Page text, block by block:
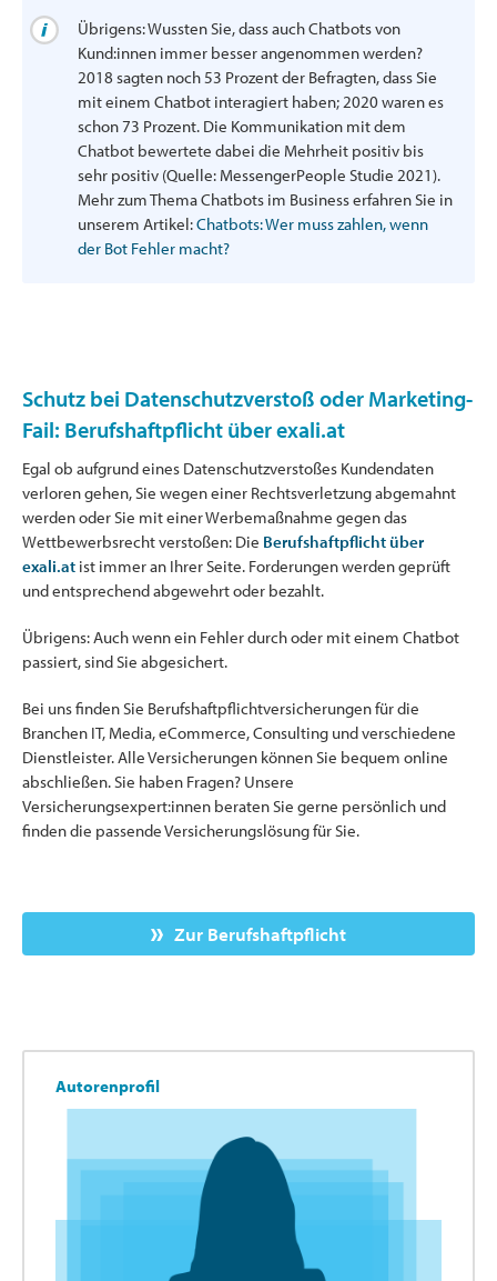
Übrigens: Wussten Sie, dass auch Chatbots von
Kund:innen immer besser angenommen werden?
2018 sagten noch 53 Prozent der Befragten, dass Sie
mit einem Chatbot interagiert haben; 2020 waren es
schon 73 Prozent. Die Kommunikation mit dem
Chatbot bewertete dabei die Mehrheit positiv bis
sehr positiv (Quelle: MessengerPeople Studie 2021).
Mehr zum Thema Chatbots im Business erfahren Sie in
unserem Artikel:Chatbots: Wer muss zahlen, wenn
der Bot Fehler macht?
Schutz bei Datenschutzverstoß oder Marketing-
Fail: Berufshaftpflicht über exali.at
Egal ob aufgrund eines Datenschutzverstoßes Kundendaten
verloren gehen, Sie wegen einer Rechtsverletzung abgemahnt
werden oder Sie mit einer Werbemaßnahme gegen das
Wettbewerbsrecht verstoßen: Die Berufshaftpflicht über
exali.at ist immer an Ihrer Seite. Forderungen werden geprüft
und entsprechend abgewehrt oder bezahlt.
Übrigens: Auch wenn ein Fehler durch oder mit einem Chatbot
passiert, sind Sie abgesichert.
Bei uns finden Sie Berufshaftpflichtversicherungen für die
Branchen IT, Media, eCommerce, Consulting und verschiedene
Dienstleister. Alle Versicherungen können Sie bequem online
abschließen. Sie haben Fragen? Unsere
Versicherungsexpert:innen beraten Sie gerne persönlich und
finden die passende Versicherungslösung für Sie.
Zur Berufshaftpflicht
Autorenprofil